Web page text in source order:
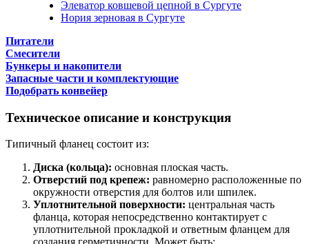
Элеватор ковшевой цепной в Сургуте
Нория зерновая в Сургуте
Питатели
Смесители
Бункеры и накопители
Запасные части и комплектующие
Подобрать конвейер
Техническое описание и конструкция
Типичный фланец состоит из:
Диска (кольца): основная плоская часть.
Отверстий под крепеж: равномерно расположенные по
окружности отверстия для болтов или шпилек.
Уплотнительной поверхности: центральная часть
фланца, которая непосредственно контактирует с
уплотнительной прокладкой и ответным фланцем для